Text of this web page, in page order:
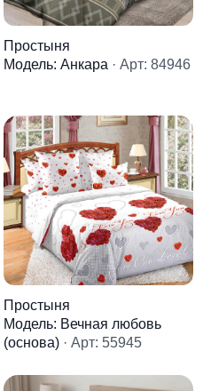
Простыня
Модель: Анкара · Арт: 84946
Простыня
Модель: Вечная любовь
(основа) · Арт: 55945